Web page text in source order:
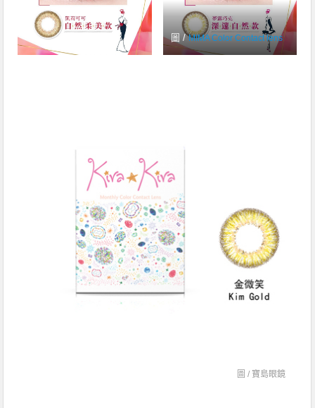
圖 /MIMA Color Contact lens
圖 / 寶島眼鏡